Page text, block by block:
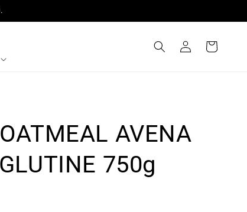
Accedi Carrello
AVENA
750g